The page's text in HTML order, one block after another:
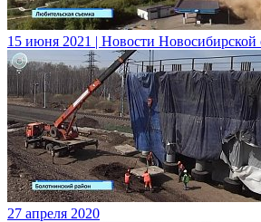
15 июня 2021 | Новости Новосибирской
27 апреля 2020